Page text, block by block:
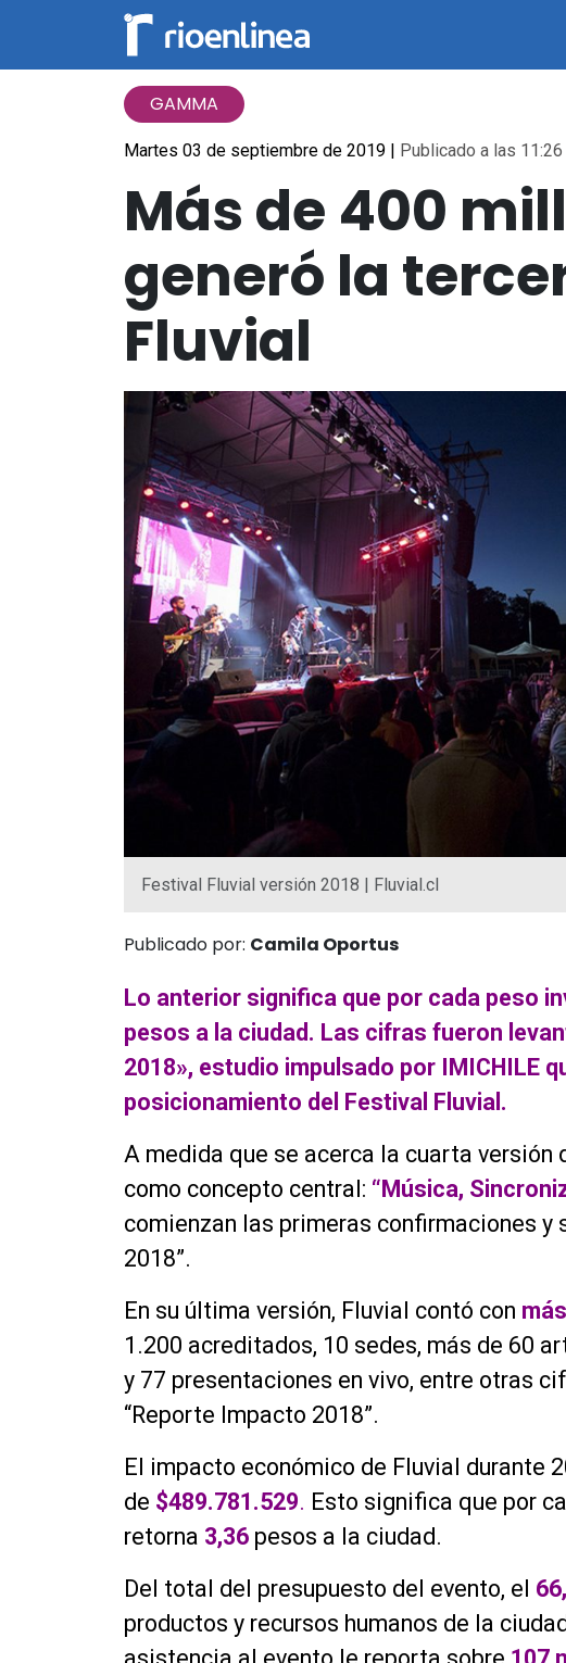
GAMMA
Martes 03 de septiembre de 2019 | Publicado a las
Más de 400
generó la
Fluvial
Festival Fluvial versión 2018 | Fluvial.cl
Publicado por: Camila Oportus
Lo anterior significa que por cada peso
pesos a la ciudad. Las cifras fueron
2018», estudio impulsado por IMICHILE
posicionamiento del Festival Fluvial.
A medida que se acerca la cuarta versión
como concepto central: “Música,
comienzan las primeras confirmaciones y
2018”.
En su última versión, Fluvial contó con
1.200 acreditados, 10 sedes, más de 60
y 77 presentaciones en vivo, entre otras
“Reporte Impacto 2018”.
El impacto económico de Fluvial durante
de $489.781.529. Esto significa que por
retorna 3,36 pesos a la ciudad.
Del total del presupuesto del evento, el
productos y recursos humanos de la